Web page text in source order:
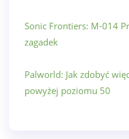
Sonic Frontiers: M-014
zagadek
Palworld: Jak zdobyć
powyżej poziomu 50